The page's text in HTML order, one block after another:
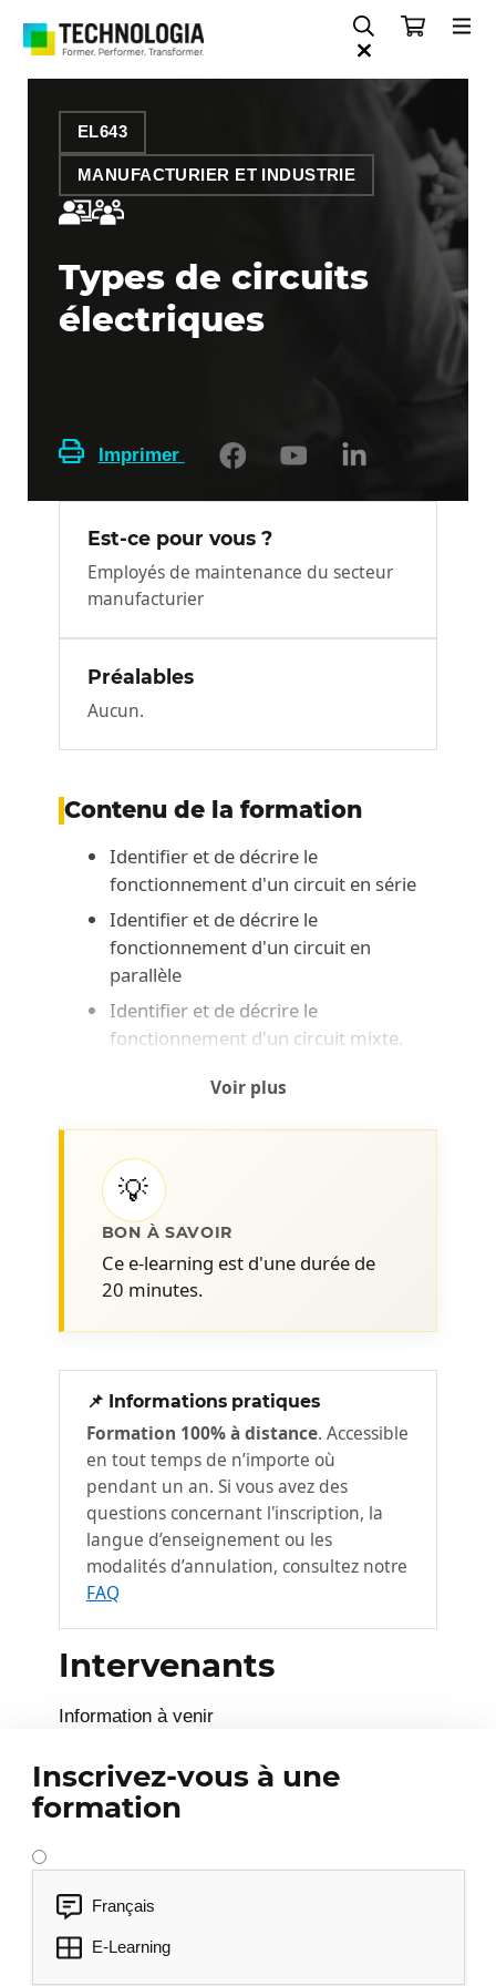
EL643
MANUFACTURIER ET INDUSTRIE
Types de circuits
électriques
Imprimer
Est-ce pour vous ?
Employés de maintenance du secteur
manufacturier
Préalables
Aucun.
Contenu de la formation
Identifier et de décrire le
fonctionnement d'un circuit en série
Identifier et de décrire le
fonctionnement d'un circuit en
parallèle
Identifier et de décrire le
fonctionnement d'un circuit mixte.
Voir plus
💡
BON À SAVOIR
Ce e-learning est d'une durée de
20 minutes.
📌 Informations pratiques
Formation 100% à distance. Accessible
en tout temps de n’importe où
pendant un an. Si vous avez des
questions concernant l'inscription, la
langue d’enseignement ou les
modalités d’annulation, consultez notre
FAQ
Intervenants
Information à venir
Inscrivez-vous à une
formation
Français
E-Learning